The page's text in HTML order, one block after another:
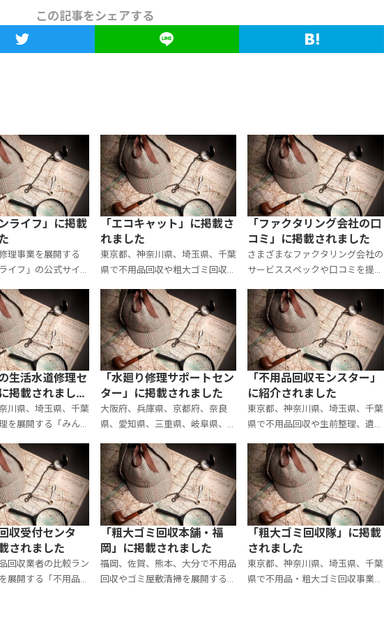
この記事をシェアする
ライフ」に掲載
理事業を展開する
イフ」の公式サイト
載ページはコチラ
int
「エコキャット」に掲載さ
れました
東京都、神奈川県、埼玉県、千葉
県で不用品回収や粗大ゴミ回収、
ット」の公式サイトに、大手探偵
社レポートが紹介されました。
掲載ページはコチラ https:/
「ファクタリング会社の口
コミ」に掲載されました
さまざまなファクタリング会社の
サービススペックや口コミを提供
社の口コミ比較サイトの「ファク
タリング会社の口コミ」に、大手
探偵社レポートが掲載されまし
た。 掲
生活⽔道修理セ
掲載されまし
川県、埼玉県、千葉
を展開する「みんな
手探偵社レポートが
た。 掲載ページは
minsu
「水廻り修理サポートセン
ター」に掲載されました
大阪府、兵庫県、京都府、奈良
県、愛知県、三重県、岐阜県、東
で水道修理事業を展開する「水廻
り修理サポートセンター」の公式
サイトに大手探偵社レポートが掲
載されました。
「不用品回収モンスター」
に紹介されました
東京都、神奈川県、埼玉県、千葉
県で不用品回収や生前整理、遺品
る「不用品回収モンスター」の公
式サイトに、大手探偵社レポート
が取り上げられました。 掲載ペ
ージは
収受付センタ
されました
回収業者の比較ラン
展開する「不用品回
「粗大ゴミ回収本舗・福
岡」に掲載されました
福岡、佐賀、熊本、大分で不用品
回収やゴミ屋敷清掃を展開する
「粗大ゴミ回収隊」に掲載
されました
東京都、神奈川県、埼玉県、千葉
県で不用品・粗大ゴミ回収事業を